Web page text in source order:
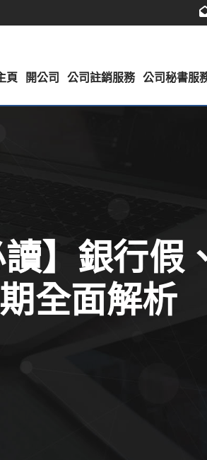
頁 開公司 公司註銷服務 公司秘書服
讀】銀行
全面解析